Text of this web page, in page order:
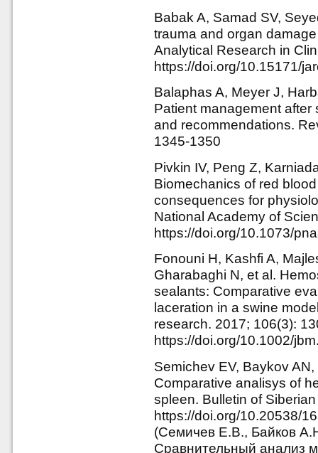
Babak A, Samad SV,
trauma and organ
Analytical Research in
https://doi.org/10.15171/
Balaphas A, Meyer J,
Patient management
and recommendations.
1345-1350
Pivkin IV, Peng Z,
Biomechanics of red
consequences for
National Academy of
https://doi.org/10.1073/
Fonouni H, Kashfi A,
Gharabaghi N, et al.
sealants: Comparative
laceration in a swine
research. 2017; 106(3):
https://doi.org/10.1002/
Semichev EV, Baykov
Comparative analisys of
spleen. Bulletin of
https://doi.org/10.20538/
(Семичев Е.В., Байков
Сравнительный анализ